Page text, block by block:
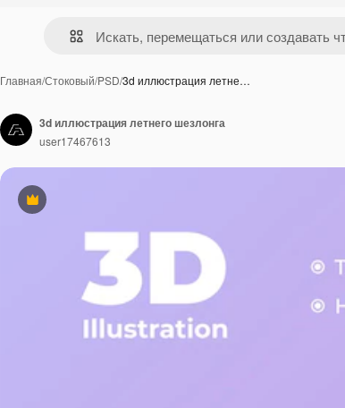
Главная/Стоковый/PSD/3d иллюстрация летне…
Премиум
3d иллюстрация летнего шезлонга
user17467613